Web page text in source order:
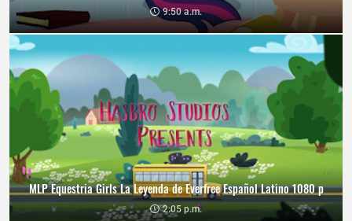
9:50 a.m.
MLP Equestria Girls La Leyenda de Everfree Español Latino 1080 p
2:05 p.m.